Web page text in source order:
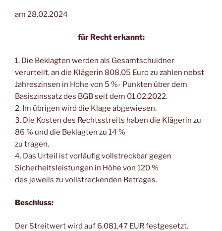
am 28.02.2024
für Recht erkannt:
1. Die Beklagten werden als Gesamtschuldner
verurteilt, an die Klägerin 808,05 Euro zu zahlen nebst
Jahreszinsen in Höhe von 5 %- Punkten über dem
Basiszinssatz des BGB seit dem 01.02.2022.
2. Im übrigen wird die Klage abgewiesen.
3. Die Kosten des Rechtsstreits haben die Klägerin zu
86 % und die Beklagten zu 14 %
zu tragen.
4. Das Urteil ist vorläufig vollstreckbar gegen
Sicherheitsleistungen in Höhe von 120 %
des jeweils zu vollstreckenden Betrages.
Beschluss:
Der Streitwert wird auf 6.081,47 EUR festgesetzt.